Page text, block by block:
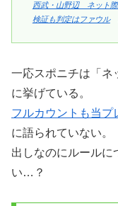
西武・山野辺 ネット際
検証も判定はファウル
一応スポニチは「ネ
に挙げている。
フルカウントも当プ
に語られていない。
出しなのにルールに
い…？